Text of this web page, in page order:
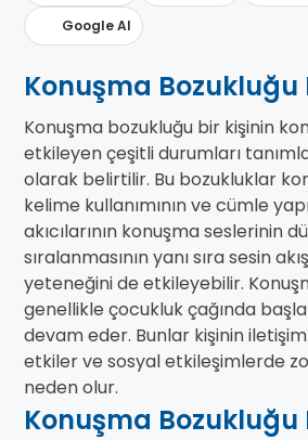
Google AI
Konuşma Bozukluğu
Konuşma bozukluğu bir kişinin
etkileyen çeşitli durumları
olarak belirtilir. Bu bozukluklar
kelime kullanımının ve cümle
akıcılarının konuşma seslerinin
sıralanmasının yanı sıra sesin
yeteneğini de etkileyebilir.
genellikle çocukluk çağında
devam eder. Bunlar kişinin
etkiler ve sosyal etkileşimlerde
neden olur.
Konuşma Bozukluğu